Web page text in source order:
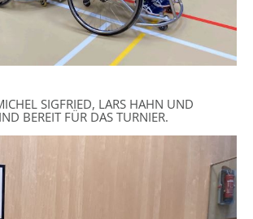
SIGFRIED, LARS HAHN UND
BEREIT FÜR DAS TURNIER.